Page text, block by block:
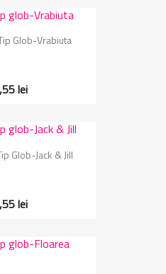
Glob-Vrabiuta
lei
Glob-Jack & Jill
lei